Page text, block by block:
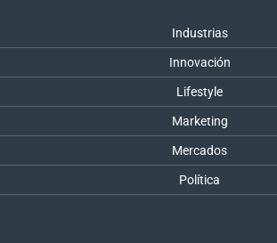
Industrias
Innovación
Lifestyle
Marketing
Mercados
Política